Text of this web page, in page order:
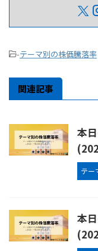
-テーマ別の株価騰落率
関連記事
本
テー
本